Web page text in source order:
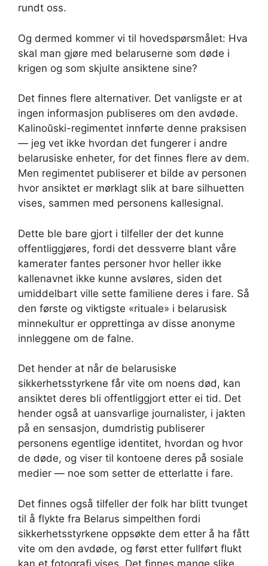
rundt oss.
Og dermed kommer vi til hovedspørsmålet: Hva
skal man gjøre med belaruserne som døde i
krigen og som skjulte ansiktene sine?
Det finnes flere alternativer. Det vanligste er at
ingen informasjon publiseres om den avdøde.
Kalinoŭski-regimentet innførte denne praksisen
— jeg vet ikke hvordan det fungerer i andre
belarusiske enheter, for det finnes flere av dem.
Men regimentet publiserer et bilde av personen
hvor ansiktet er mørklagt slik at bare silhuetten
vises, sammen med personens kallesignal.
Dette ble bare gjort i tilfeller der det kunne
offentliggjøres, fordi det dessverre blant våre
kamerater fantes personer hvor heller ikke
kallenavnet ikke kunne avsløres, siden det
umiddelbart ville sette familiene deres i fare. Så
den første og viktigste «rituale» i belarusisk
minnekultur er opprettinga av disse anonyme
innleggene om de falne.
Det hender at når de belarusiske
sikkerhetsstyrkene får vite om noens død, kan
ansiktet deres bli offentliggjort etter ei tid. Det
hender også at uansvarlige journalister, i jakten
på en sensasjon, dumdristig publiserer
personens egentlige identitet, hvordan og hvor
de døde, og viser til kontoene deres på sosiale
medier — noe som setter de etterlatte i fare.
Det finnes også tilfeller der folk har blitt tvunget
til å flykte fra Belarus simpelthen fordi
sikkerhetsstyrkene oppsøkte dem etter å ha fått
vite om den avdøde, og først etter fullført flukt
kan et fotografi vises. Det finnes mange slike